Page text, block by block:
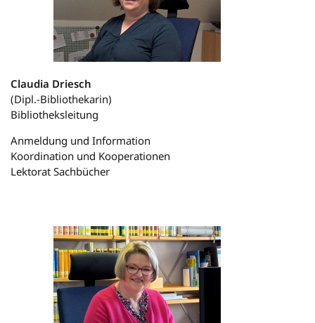
Claudia Driesch
(Dipl.-Bibliothekarin)
Bibliotheksleitung
Anmeldung und Information
Koordination und Kooperationen
Lektorat Sachbücher